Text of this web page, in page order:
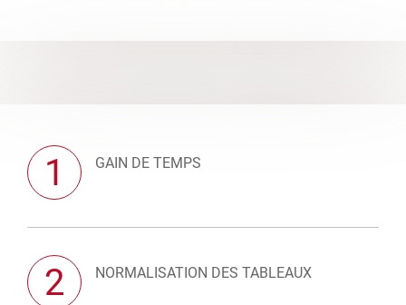
1 GAIN DE TEMPS
2 NORMALISATION DES TABLEAUX